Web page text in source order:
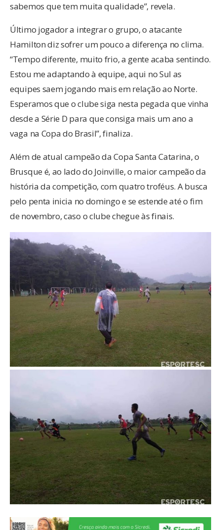
sabemos que tem muita qualidade”, revela.
Último jogador a integrar o grupo, o atacante
Hamilton diz sofrer um pouco a diferença no clima.
“Tempo diferente, muito frio, a gente acaba sentindo.
Estou me adaptando à equipe, aqui no Sul as
equipes saem jogando mais em relação ao Norte.
Esperamos que o clube siga nesta pegada que vinha
desde a Série D para que consiga mais um ano a
vaga na Copa do Brasil”, finaliza.
Além de atual campeão da Copa Santa Catarina, o
Brusque é, ao lado do Joinville, o maior campeão da
história da competição, com quatro troféus. A busca
pelo penta inicia no domingo e se estende até o fim
de novembro, caso o clube chegue às finais.